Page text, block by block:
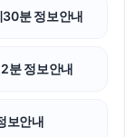
분 정보안내
분 정보안내
보안내